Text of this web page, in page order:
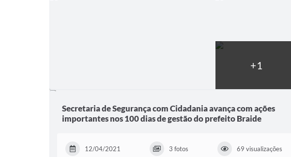
Secretaria de Segurança com Cidadania avança com ações
importantes nos 100 dias de gestão do prefeito Braide
12/04/2021 3 fotos 69 visualizações